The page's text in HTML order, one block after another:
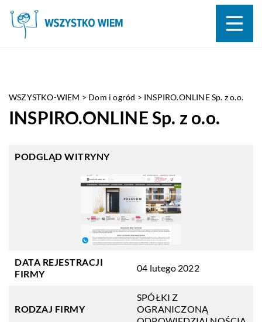
WSZYSTKO-WIEM > Dom i ogród > INSPIRO.ONLINE Sp. z o.o.
INSPIRO.ONLINE Sp. z o.o.
PODGLĄD WITRYNY
DATA REJESTRACJI
FIRMY
04 lutego 2022
RODZAJ FIRMY
SPÓŁKI Z
OGRANICZONĄ